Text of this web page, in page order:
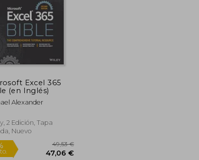
€
€
5%
Excel 365
(en Inglés)
Alexander
2 Edición, Tapa
Nuevo